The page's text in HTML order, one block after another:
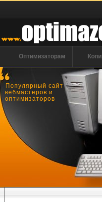
Оптимизаторам
Популярный сайт
вебмастеров и
оптимизаторов